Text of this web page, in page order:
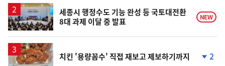
승
세종시 행정수도 기능 완성 등 국토대전환
8대 과제 이달 중 발표
NEW
치킨 '용량꼼수' 직접 재보고 제보하기까지 2